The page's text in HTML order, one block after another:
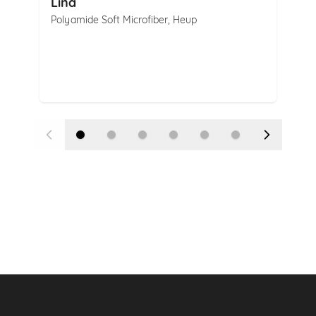
Lina
Polyamide Soft Microfiber, Heup